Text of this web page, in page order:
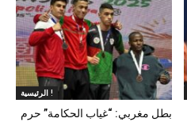
الرئيسية !
بطل مغربي: “غياب الحكامة” حرم